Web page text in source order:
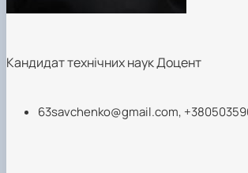
Кандидат технічних наук Доцент
63savchenko@gmail.com,